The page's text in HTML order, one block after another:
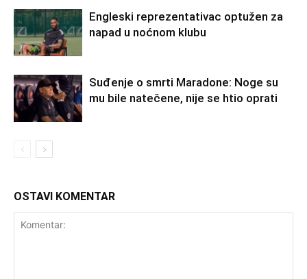
Engleski reprezentativac optužen za
napad u noćnom klubu
Suđenje o smrti Maradone: Noge su
mu bile natečene, nije se htio oprati
OSTAVI KOMENTAR